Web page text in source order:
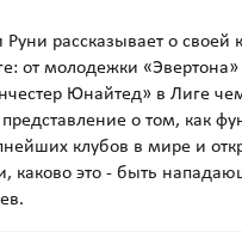
рассказывает о своей
от молодежки
Юнайтед» в Лиге
о том, как
клубов в мире и
каково это - быть